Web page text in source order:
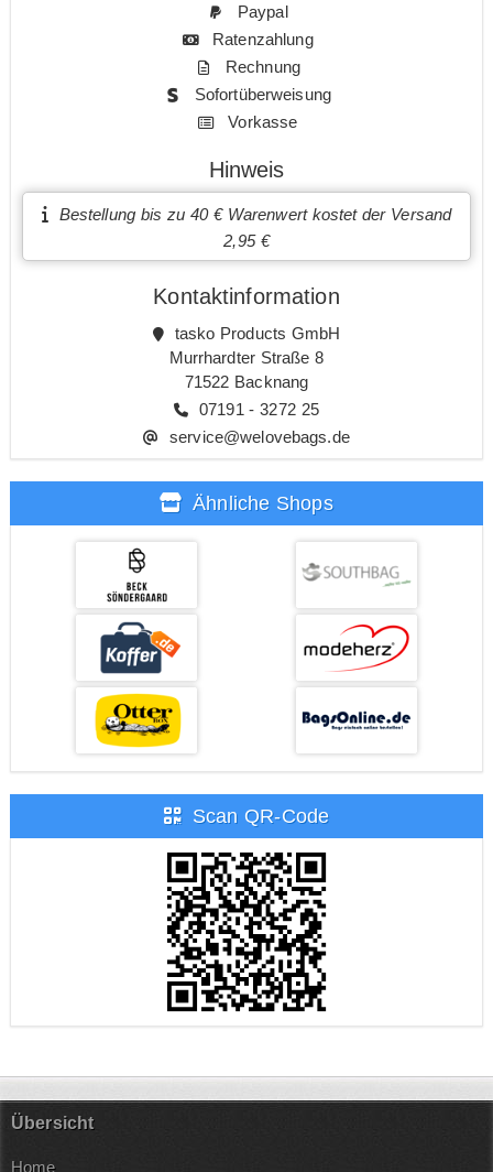
Paypal
Ratenzahlung
Rechnung
Sofortüberweisung
Vorkasse
Hinweis
Bestellung bis zu 40 € Warenwert kostet der Versand
2,95 €
Kontaktinformation
tasko Products GmbH
Murrhardter Straße 8
71522 Backnang
07191 - 3272 25
service@welovebags.de
Ähnliche Shops
Scan QR-Code
Übersicht
Home